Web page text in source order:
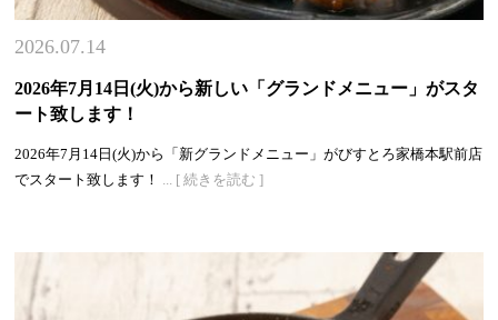
2026.07.14
2026年7月14日(火)から新しい「グランドメニュー」がスタ
ート致します！
2026年7月14日(火)から「新グランドメニュー」がびすとろ家橋本駅前店
でスタート致します！
... [ 続きを読む ]